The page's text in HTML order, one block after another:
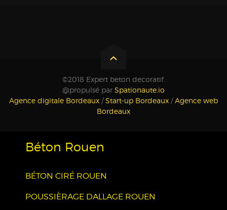
©2018 Expert beton decoratif.
@propulsé par Spationaute.io
Agence digitale Bordeaux /Start-up Bordeaux /Agence web
Bordeaux
Béton Rouen
BÉTON CIRÉ ROUEN
POUSSIÈRAGE DALLAGE ROUEN